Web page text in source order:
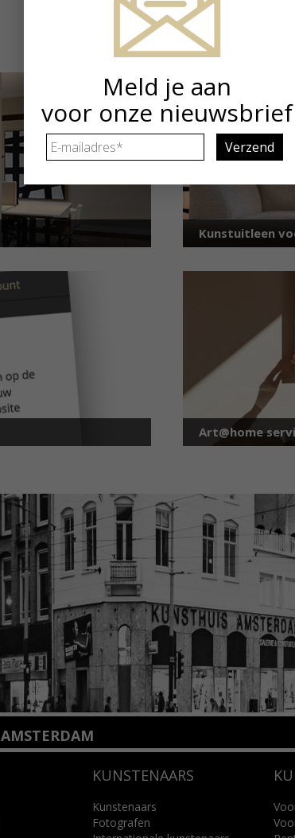
Kunstuitleen
Art@home
AMSTERDAM
1075 VX Amsterdam
info@kunsthuisamsterdam.nl
KUNSTENAARS
Kunstenaars
Fotografen
Meld je aan
voor onze nieuwsbrief
E-
mailadres *